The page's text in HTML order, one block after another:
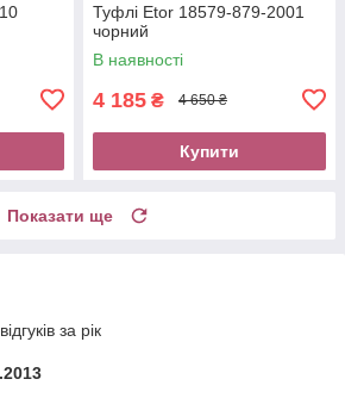
Туфлі Etor 18579-879-2001
чорний
В наявності
4 185 ₴ 4 650 ₴
Купити
Показати ще
за рік